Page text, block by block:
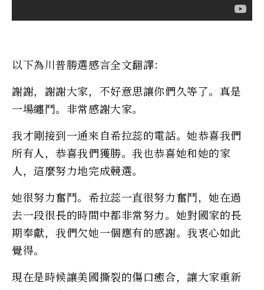
以下為川普勝選感言全文翻譯：
謝謝，謝謝大家，不好意思讓你們久等了。真是
一場纏鬥。非常感謝大家。
我才剛接到一通來自希拉蕊的電話。她恭喜我們
所有人，恭喜我們獲勝。我也恭喜她和她的家
人，這麼努力地完成競選。
她很努力奮鬥。希拉蕊一直很努力奮鬥，她在過
去一段很長的時間中都非常努力。她對國家的長
期奉獻，我們欠她一個應有的感謝。我衷心如此
覺得。
現在是時候讓美國撕裂的傷口癒合，讓大家重新